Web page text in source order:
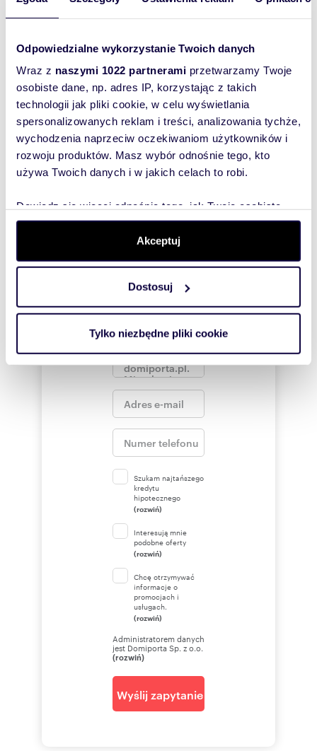
Odpowiedzialne wykorzystanie Twoich danych
Wraz z naszymi 1022 partnerami przetwarzamy Twoje
osobiste dane, np. adres IP, korzystając z takich
technologii jak pliki cookie, w celu wyświetlania
spersonalizowanych reklam i treści, analizowania tychże,
wychodzenia naprzeciw oczekiwaniom użytkowników i
rozwoju produktów. Masz wybór odnośnie tego, kto
używa Twoich danych i w jakich celach to robi.
Dowiedz się więcej odnośnie tego, jak Twoje osobiste
dane są przetwarzane oraz ustaw własne preferencje w
. W Deklaracji plików cookie możesz
zmienić lub wycofać swoją zgodę w dowolnej chwili.
Wykorzystujemy pliki cookie do spersonalizowania treści
i reklam, aby oferować funkcje społecznościowe i
korzystasz z naszej witryny, udostępniamy partnerom
Partnerzy mogą połączyć te informacje z innymi danymi
otrzymanymi od Ciebie lub uzyskanymi podczas
korzystania z ich usług.
Akceptuj
Dostosuj
Tylko niezbędne pliki cookie
Oferta wysłana z systemu Galactica Virgo
Numer oferty: AMS-MS-1620
Nr licencji zawodowej: 2394
Wyślij
wiadomość
To najlepszy
sposób, aby
właściciel
oferty
szybko się z
Tobą
skontaktował!
Szukam najtańszego
kredytu
hipotecznego
(rozwiń)
Interesują mnie
podobne oferty
(rozwiń)
Chcę otrzymywać
informacje o
promocjach i
usługach.
(rozwiń)
Administratorem danych
jest Domiporta Sp. z o.o.
(rozwiń)
Wyślij zapytanie